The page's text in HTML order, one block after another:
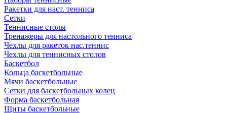
Ракетки для наст. тенниса
Сетки
Теннисные столы
Тренажеры для настольного тенниса
Чехлы для ракеток нас.теннис
Чехлы для теннисных столов
Баскетбол
Кольца баскетбольные
Мячи баскетбольные
Сетки для баскетбольных колец
Форма баскетбольная
Щиты баскетбольные